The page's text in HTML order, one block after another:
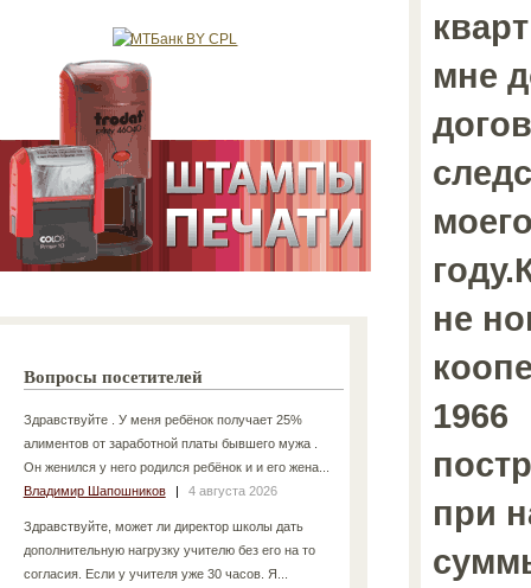
Вопросы посетителей
Здравствуйте . У меня ребёнок получает 25%
алиментов от заработной платы бывшего мужа .
Он женился у него родился ребёнок и и его жена...
Владимир Шапошников
| 4 августа 2026
Здравствуйте, может ли директор школы дать
дополнительную нагрузку учителю без его на то
согласия. Если у учителя уже 30 часов. Я...
мне
не
1966
при